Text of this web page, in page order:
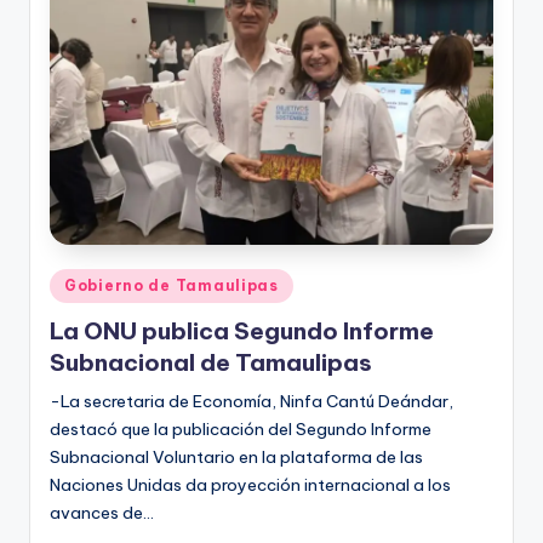
r
e
s
s
Publicado
en
Gobierno de Tamaulipas
La ONU publica Segundo Informe
Subnacional de Tamaulipas
-La secretaria de Economía, Ninfa Cantú Deándar,
destacó que la publicación del Segundo Informe
Subnacional Voluntario en la plataforma de las
Naciones Unidas da proyección internacional a los
avances de…